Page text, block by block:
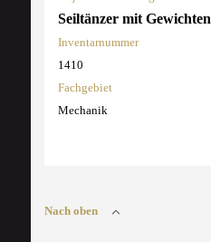
Seiltänzer mit Gewichten
Inventarnummer
1410
Fachgebiet
Mechanik
Nach oben